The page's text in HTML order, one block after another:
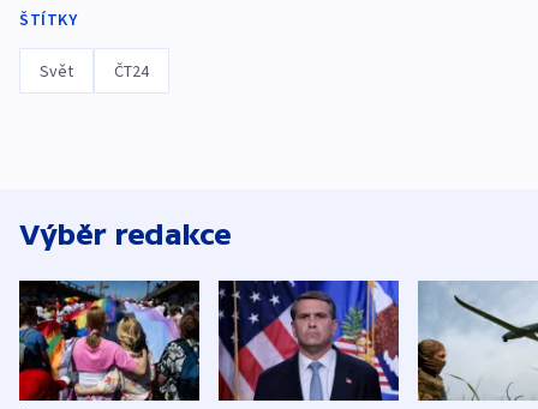
ŠTÍTKY
Svět ČT24
Výběr redakce